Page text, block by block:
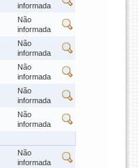
informada
Não
informada
Não
informada
Não
informada
Não
informada
Não
informada
Não
informada